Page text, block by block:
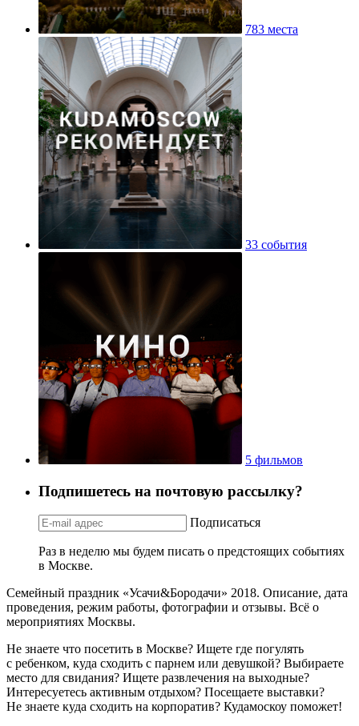
783 места
33 события
5 фильмов
Подпишетесь на почтовую рассылку?
Подписаться
Раз в неделю мы будем писать о предстоящих событиях
в Москве.
Семейный праздник «Усачи&Бородачи» 2018. Описание, дата
проведения, режим работы, фотографии и отзывы. Всё о
мероприятиях Москвы.
Не знаете что посетить в Москве? Ищете где погулять
с ребенком, куда сходить с парнем или девушкой? Выбираете
место для свидания? Ищете развлечения на выходные?
Интересуетесь активным отдыхом? Посещаете выставки?
Не знаете куда сходить на корпоратив? Кудамоскоу поможет!